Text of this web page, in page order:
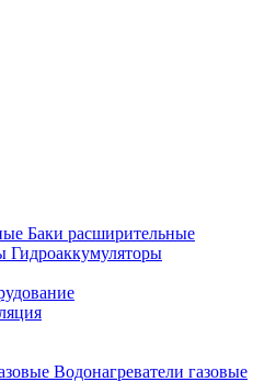
Баки расширительные
Гидроаккумуляторы
Водонагреватели газовые